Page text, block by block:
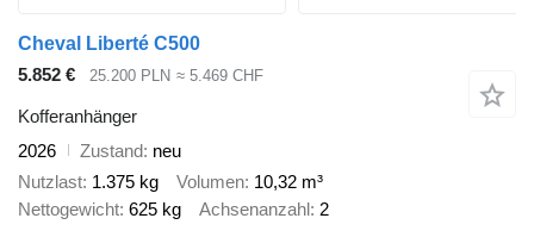
Cheval Liberté C500
5.852 €
25.200 PLN ≈ 5.469 CHF
Kofferanhänger
2026
Zustand neu
Nutzlast 1.375 kg Volumen 10,32 m³
Nettogewicht 625 kg Achsenanzahl 2